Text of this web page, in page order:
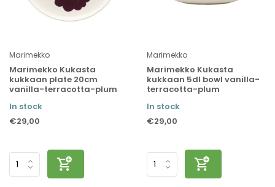
Marimekko
Marimekko Kukasta
kukkaan plate 20cm
vanilla-terracotta-plum
In stock
€29,00
Marimekko
Marimekko Kukasta
kukkaan 5dl bowl vanilla-
terracotta-plum
In stock
€29,00